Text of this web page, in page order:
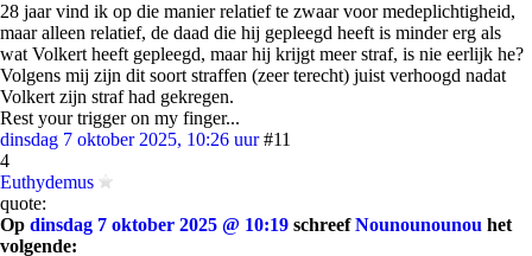
28 jaar vind ik op die manier relatief te zwaar voor medeplichtigheid,
maar alleen relatief, de daad die hij gepleegd heeft is minder erg als
wat Volkert heeft gepleegd, maar hij krijgt meer straf, is nie eerlijk he?
Volgens mij zijn dit soort straffen (zeer terecht) juist verhoogd nadat
Volkert zijn straf had gekregen.
Rest your trigger on my finger...
dinsdag 7 oktober 2025, 10:26 uur #11
4
Euthydemus
quote:
Op dinsdag 7 oktober 2025 @ 10:19 schreefNounounounou het
volgende: